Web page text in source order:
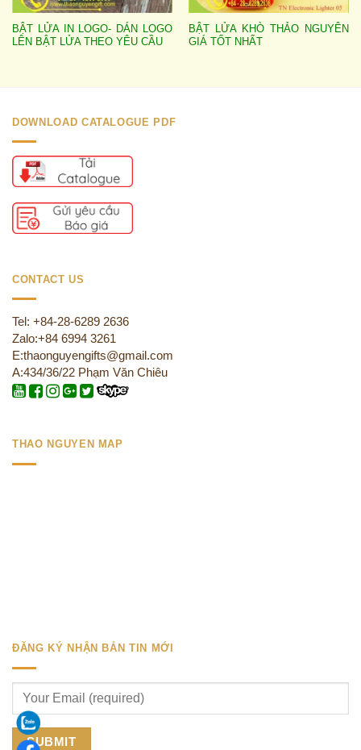
BẬT LỬA IN LOGO- DÁN LOGO
LÊN BẬT LỬA THEO YÊU CẦU
BẬT LỬA KHÒ THẢO NGUYÊN
GIÁ TỐT NHẤT
DOWNLOAD CATALOGUE PDF
CONTACT US
Tel: +84-28-6289 2636
Zalo:+84 6994 3261
E:thaonguyengifts@gmail.com
A:434/36/22 Phạm Văn Chiêu
THAO NGUYEN MAP
ĐĂNG KÝ NHẬN BẢN TIN MỚI